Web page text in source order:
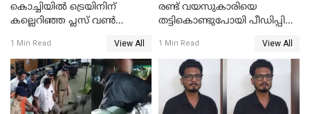
കൊച്ചിയില്‍ ട്രെയിനിന്
കല്ലെറിഞ്ഞ പ്ലസ് വൺ
കല്ലേറിൽ അഗ്നിരക്ഷാസേന
ഉദ്യോഗസ്ഥന് പരിക്കേറ്റിരുന്നു
1 Min Read View All
രണ്ട് വയസുകാരിയെ
തട്ടികൊണ്ടുപോയി പീഡിപ്പിച്ച
തടവ്
1 Min Read View All